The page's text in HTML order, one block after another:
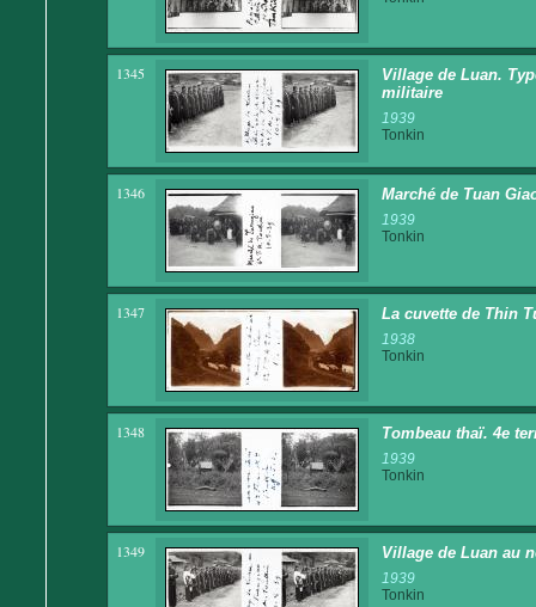
1345
Village de Luan.
militaire
1939
Tonkin
1346 Marché de Tuan
1939
Tonkin
1347 La cuvette de Thin
1938
Tonkin
1348 Tombeau thaï. 4e
1939
Tonkin
1349 Village de Luan au
1939
Tonkin